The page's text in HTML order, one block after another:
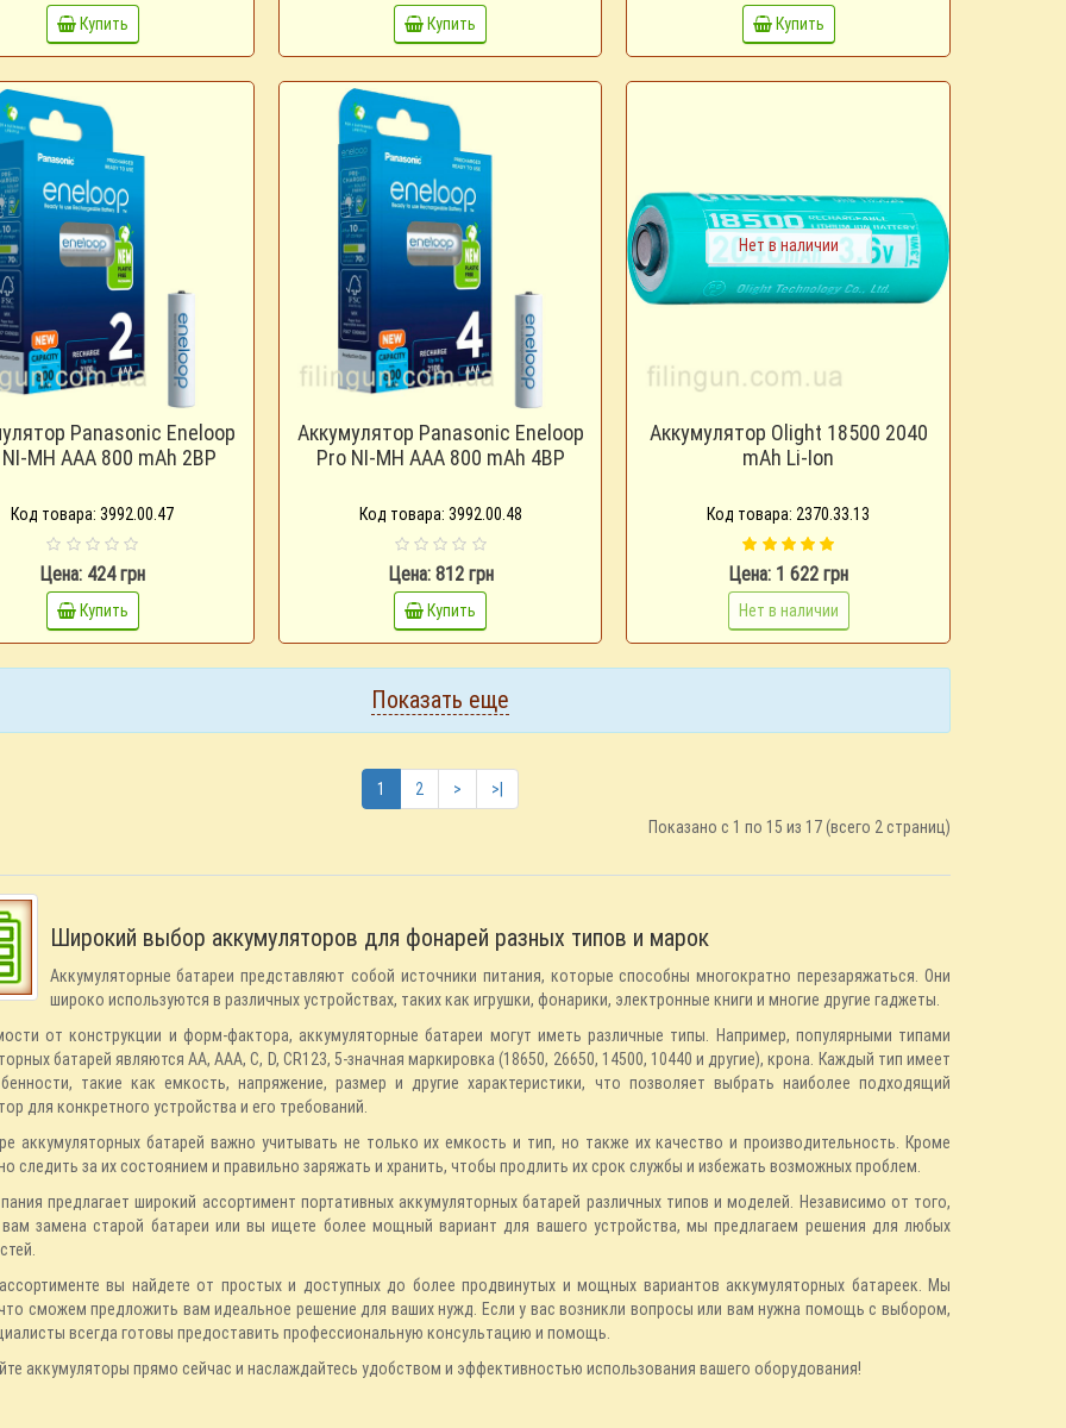
Купить Купить Купить
Panasonic Eneloop
MH AAA 800 mAh 2BP
Код товара: 3992.00.47
Цена: 424 грн
Купить
Аккумулятор Panasonic Eneloop
Pro NI-MH AAA 800 mAh 4BP
Код товара: 3992.00.48
Цена: 812 грн
Купить
Нет в наличии
Аккумулятор Olight 18500 2040
mAh Li-Ion
Код товара: 2370.33.13
Цена: 1 622 грн
Нет в наличии
Показать еще
1 2 >
>|
Показано с 1 по 15 из 17 (всего 2 страниц)
Широкий выбор аккумуляторов для фонарей разных типов и марок
Аккумуляторные батареи представляют собой источники питания, которые способны многократно перезаряжаться. Они
широко используются в различных устройствах, таких как игрушки, фонарики, электронные книги и многие другие гаджеты.
от конструкции и форм-фактора, аккумуляторные батареи могут иметь различные типы. Например, популярными типами
батарей являются AA, AAA, C, D, CR123, 5-значная маркировка (18650, 26650, 14500, 10440 и другие), крона. Каждый тип имеет
такие как емкость, напряжение, размер и другие характеристики, что позволяет выбрать наиболее подходящий
для конкретного устройства и его требований.
аккумуляторных батарей важно учитывать не только их емкость и тип, но также их качество и производительность. Кроме
следить за их состоянием и правильно заряжать и хранить, чтобы продлить их срок службы и избежать возможных проблем.
предлагает широкий ассортимент портативных аккумуляторных батарей различных типов и моделей. Независимо от того,
замена старой батареи или вы ищете более мощный вариант для вашего устройства, мы предлагаем решения для любых
вы найдете от простых и доступных до более продвинутых и мощных вариантов аккумуляторных батареек. Мы
сможем предложить вам идеальное решение для ваших нужд. Если у вас возникли вопросы или вам нужна помощь с выбором,
всегда готовы предоставить профессиональную консультацию и помощь.
аккумуляторы прямо сейчас и наслаждайтесь удобством и эффективностью использования вашего оборудования!